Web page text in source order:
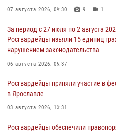
07 августа 2026, 09:30 9 1
За период с 27 июля по 2 августа
Росгвардейцы изъяли 15 единиц
нарушением законодательства
06 августа 2026, 05:37
Росгвардейцы приняли участие в
в Ярославле
03 августа 2026, 13:31
Росгвардейцы обеспечили